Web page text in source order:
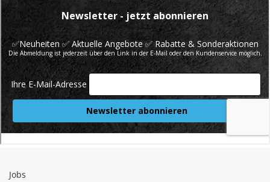
Jobs